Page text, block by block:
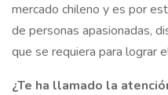
mercado chileno y es por
de personas apasionadas,
que se requiera para lograr
¿Te ha llamado la